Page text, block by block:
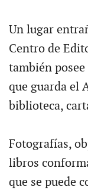
Un lugar
Centro de
también
que guarda el
biblioteca,
Fotografías,
libros
que se puede